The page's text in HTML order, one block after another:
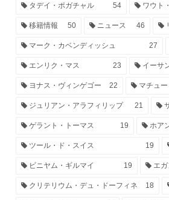
タデイ・ポガチャル 54 ワウト
移籍情報 50 ニュース 46
マーク・カベンディッシュ 27
エンリク・マス 23 イーサ
ヨナス・ヴィンゲゴー 22 マチュ
ジュリアン・アラフィリップ 21
ゲラント・トーマス 19 ホア
ツール・ド・スイス 19
ビニヤム・ギルマイ 19 エ
クリテリウム・デュ・ドーフィネ 18